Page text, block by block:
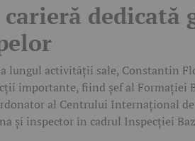
carieră dedicată
lungul activității sale, Constantin
importante, fiind șef al Formației
al Centrului Internațional
și inspector în cadrul Inspecției